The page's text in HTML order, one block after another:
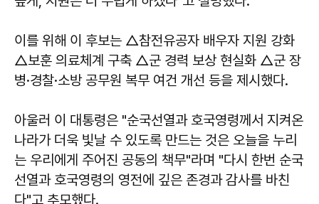
이를 위해 이 후보는 △참전유공자 배우자 지원 강화
△보훈 의료체계 구축 △군 경력 보상 현실화 △군 장
병·경찰·소방 공무원 복무 여건 개선 등을 제시했다.
아울러 이 대통령은 "순국선열과 호국영령께서 지켜온
나라가 더욱 빛날 수 있도록 만드는 것은 오늘을 누리
는 우리에게 주어진 공동의 책무"라며 "다시 한번 순국
선열과 호국영령의 영전에 깊은 존경과 감사를 바친
다"고 추모했다.